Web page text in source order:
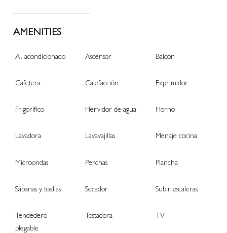
AMENITIES
A. acondicionado Ascensor Balcón
Cafetera Calefacción Exprimidor
Frigorífico Hervidor de agua Horno
Lavadora Lavavajillas Menaje cocina
Microondas Perchas Plancha
Sábanas y toallas Secador Subir escaleras
Tendedero
plegable
Tostadora TV